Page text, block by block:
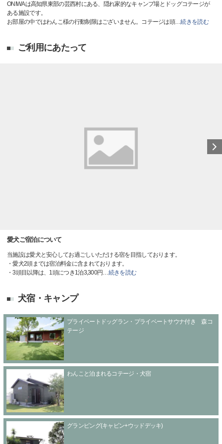
ONIWAは高知県東部の芸西村にある、隠れ家的なキャンプ場とドッグコテージが
ある施設です。
お部屋の中ではわんこ様の行動制限はございません。コテージは頭…続きを読む
ご利用にあたって
愛犬ご宿泊について
当施設は愛犬と安心してお過ごしいただける宿を目指しております。
・愛犬2頭までは宿泊料金に含まれております。
・3頭目以降は、1頭につき1泊3,300円…続きを読む
犬宿・キャンプ
プライベートドッグラン・プライベートサウナ付き 森コ
テージ
わんこと泊まれるコテージ・犬宿
グランピング(キャビン+ウッドデッキ)